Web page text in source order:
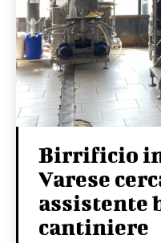
Birrificio
Varese
assistente
cantiniere